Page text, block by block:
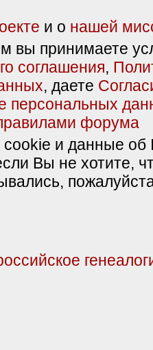
и о нашей
вы принимаете
соглашения,
, даете
персональных
форума
cookie и данные об
Вы не хотите,